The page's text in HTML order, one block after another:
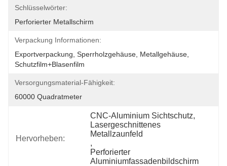
Schlüsselwörter:
Perforierter Metallschirm
Verpackung Informationen:
Exportverpackung, Sperrholzgehäuse, Metallgehäuse,
Schutzfilm+Blasenfilm
Versorgungsmaterial-Fähigkeit:
60000 Quadratmeter
Hervorheben:
CNC-Aluminium Sichtschutz,
Lasergeschnittenes
Metallzaunfeld
,
Perforierter
Aluminiumfassadenbildschirm